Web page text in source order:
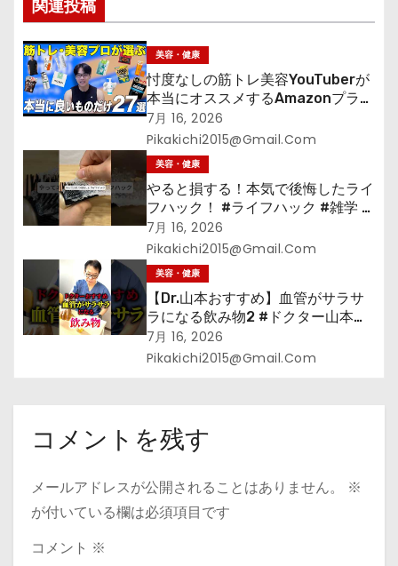
関連投稿
美容・健康
忖度なしの筋トレ美容YouTuberが
本当にオススメするAmazonプライ
ムデーセールで買うべきもの
7月 16, 2026
Pikakichi2015@gmail.com
美容・健康
やると損する！本気で後悔したライ
フハック！ #ライフハック #雑学 #
裏技 #shorts #海外
7月 16, 2026
Pikakichi2015@gmail.com
美容・健康
【Dr.山本おすすめ】血管がサラサ
ラになる飲み物2 #ドクター山本
#Dr.山本#緑茶
7月 16, 2026
Pikakichi2015@gmail.com
コメントを残す
メールアドレスが公開されることはありません。
※
が付いている欄は必須項目です
コメント ※